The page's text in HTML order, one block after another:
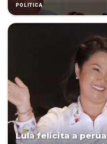
POLÍTICA
Lula felicita a